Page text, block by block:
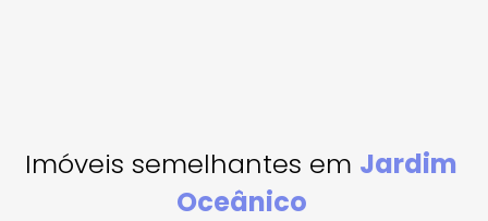
Imóveis semelhantes em Jardim
Oceânico